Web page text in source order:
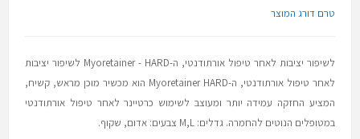
טרם דורג המוצר
לשיפור יציבות לאחר טיפול אורתודנטי, ה-Myoretainer - HARD לשיפור יציבות
לאחר טיפול אורתודנטי, ה-Myoretainer HARD הוא מכשיר מוכן מראש, קשיח,
המציע החזקה עמידה יותר ומעוצב לשימוש כרטיינר לאחר טיפול אורתודנטי
במטופלים הנוטים להחמרה. גדלים: M,L צבעים: אדום, שקוף.